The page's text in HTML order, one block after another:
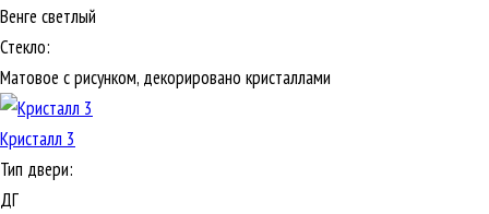
Венге светлый
Стекло:
Матовое с рисунком, декорировано кристаллами
Кристалл 3
Тип двери:
ДГ